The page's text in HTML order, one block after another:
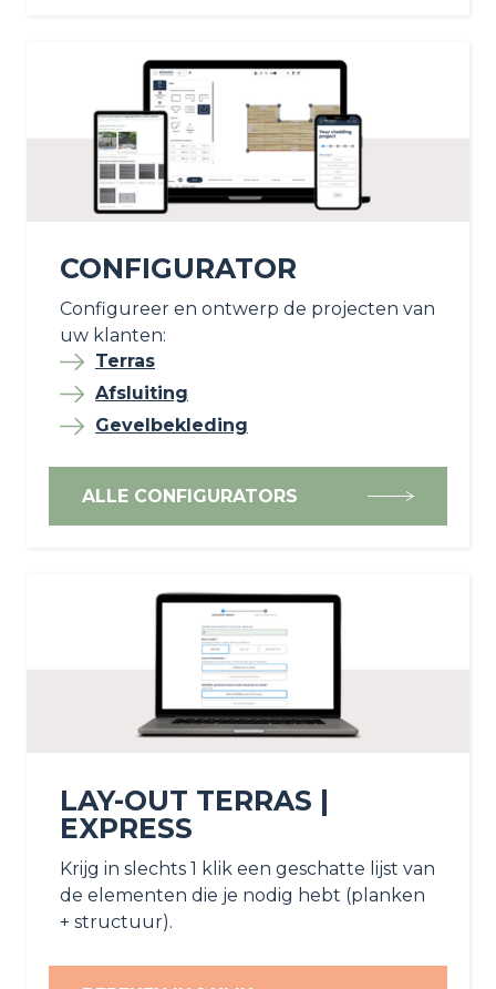
CONFIGURATOR
Configureer en ontwerp de projecten van
uw klanten:
Terras
Afsluiting
Gevelbekleding
ALLE CONFIGURATORS
LAY-OUT TERRAS |
EXPRESS
Krijg in slechts 1 klik een geschatte lijst van
de elementen die je nodig hebt (planken
+ structuur).